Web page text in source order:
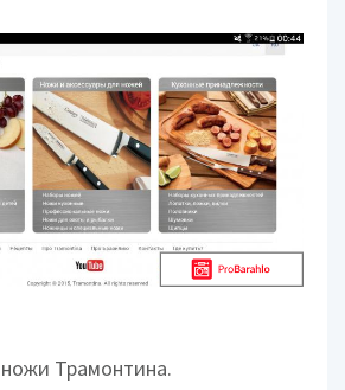
ножи Трамонтина.